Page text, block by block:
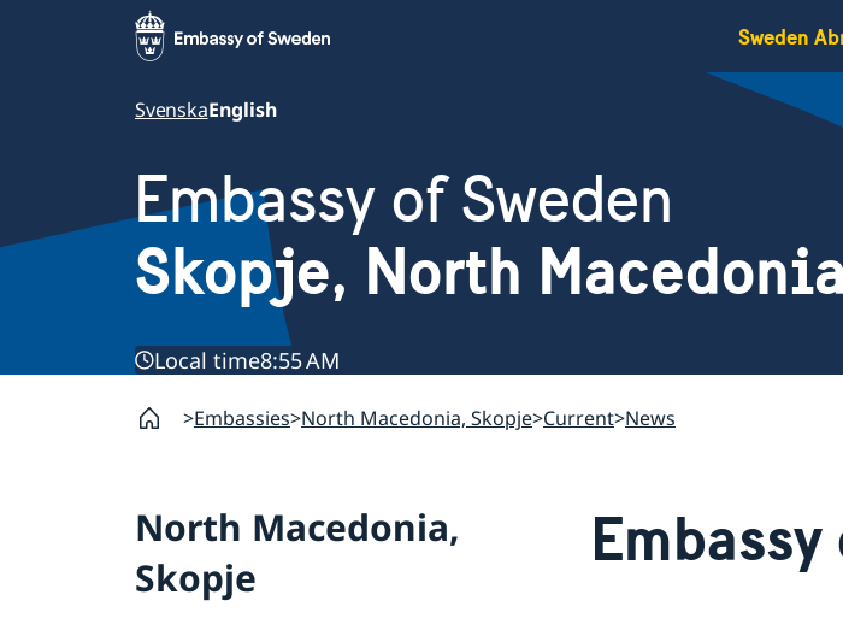
Sweden
SvenskaEnglish
Embassy of Sweden
Skopje, North Macedonia
Local time8:55 AM
Embassies North Macedonia, Skopje Current News
North Macedonia,
Skopje